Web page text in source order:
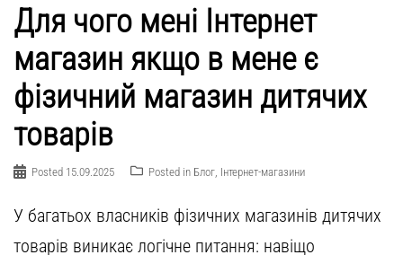
Для чого мені Інтернет
магазин якщо в мене є
фізичний магазин дитячих
товарів
Posted 15.09.2025 Posted in Блог Інтернет-магазини
У багатьох власників фізичних магазинів дитячих
товарів виникає логічне питання: навіщо